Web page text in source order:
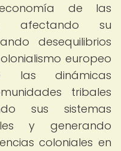
de las
afectando su
desequilibrios
europeo
las dinámicas
tribales
sus sistemas
y generando
coloniales en